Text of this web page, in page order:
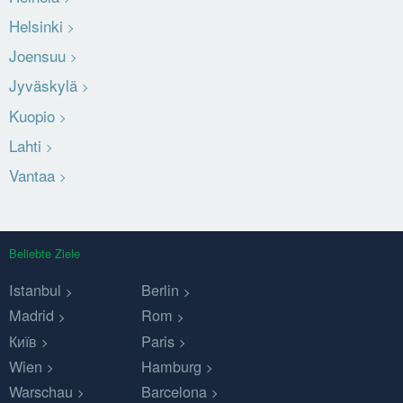
Helsinki
Joensuu
Jyväskylä
Kuopio
Lahti
Vantaa
Beliebte Ziele
Istanbul
Berlin
Madrid
Rom
Київ
Paris
Wien
Hamburg
Warschau
Barcelona